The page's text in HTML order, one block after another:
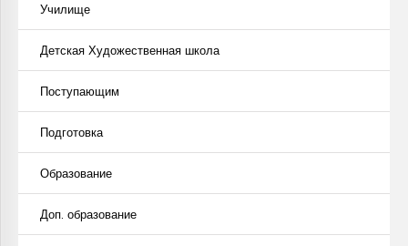
Училище
Детская Художественная школа
Поступающим
Подготовка
Образование
Доп. образование